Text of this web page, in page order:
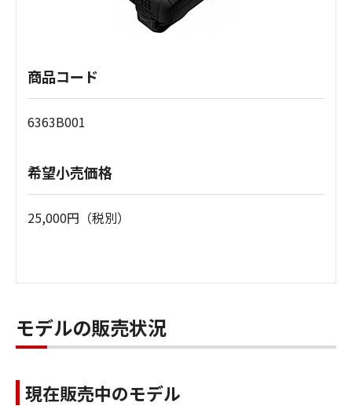
商品コード
6363B001
希望小売価格
25,000円（税別）
モデルの販売状況
現在販売中のモデル